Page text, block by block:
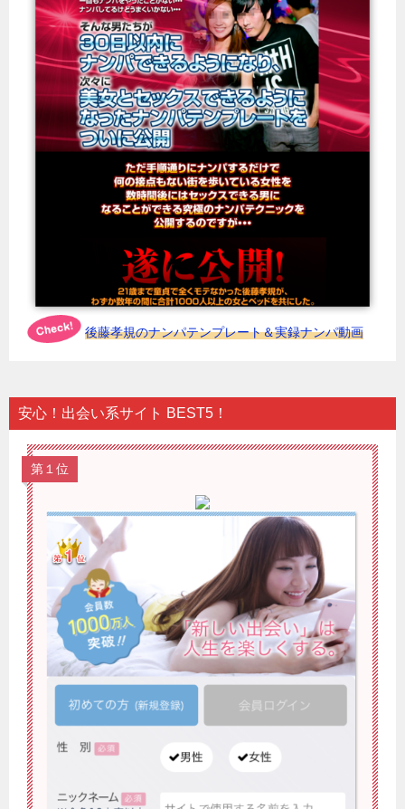
後藤孝規のナンパテンプレート＆実録ナンパ動画
安心！出会い系サイト BEST5！
第１位